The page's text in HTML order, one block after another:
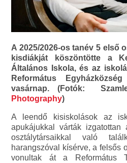
A 2025/2026-os tanév 5 első
kisdiákját köszöntötte a
Általános Iskola, és az
Református
vasárnap. (Fotók:
Photography)
A leendő kisiskolások az
apukájukkal várták izgatottan
osztálytársaikkal való
harangszóval kísérve, a felsős
vonultak át a Református